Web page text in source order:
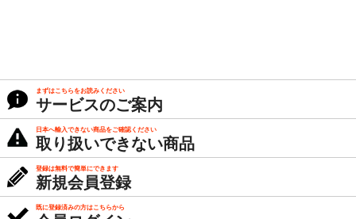
まずはこちらをお読みください
サービスのご案内
日本へ輸入できない商品をご確認ください
取り扱いできない商品
登録は無料で簡単にできます
新規会員登録
既に登録済みの方はこちらから